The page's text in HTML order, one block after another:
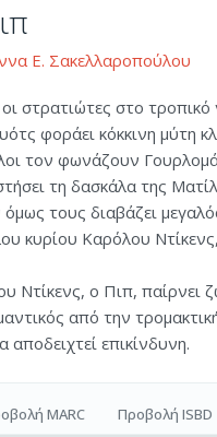
Ε. Σακελλαροπούλου
στρατιώτες στο τροπικό
φοράει κόκκινη μύτη
τον φωνάζουν
τη δασκάλα της
όμως τους διαβάζει
κυρίου Καρόλου
Ντίκενς, ο Πιπ, παίρνει
από την
επικίνδυνη.
MARC Προβολή ISBD